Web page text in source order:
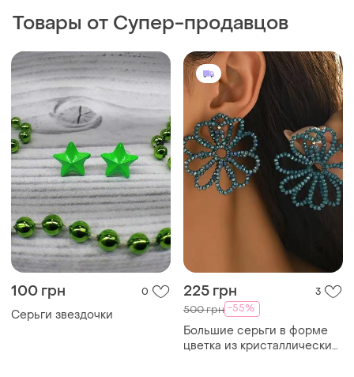
Товары от Супер-продавцов
100 грн 0
Серьги звездочки
225 грн 3
500 грн -55%
Большие серьги в форме
цветка из кристаллических